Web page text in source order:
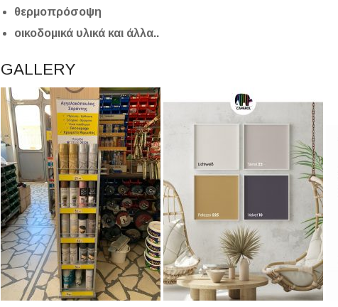
θερμοπρόσοψη
οικοδομικά υλικά και άλλα..
GALLERY